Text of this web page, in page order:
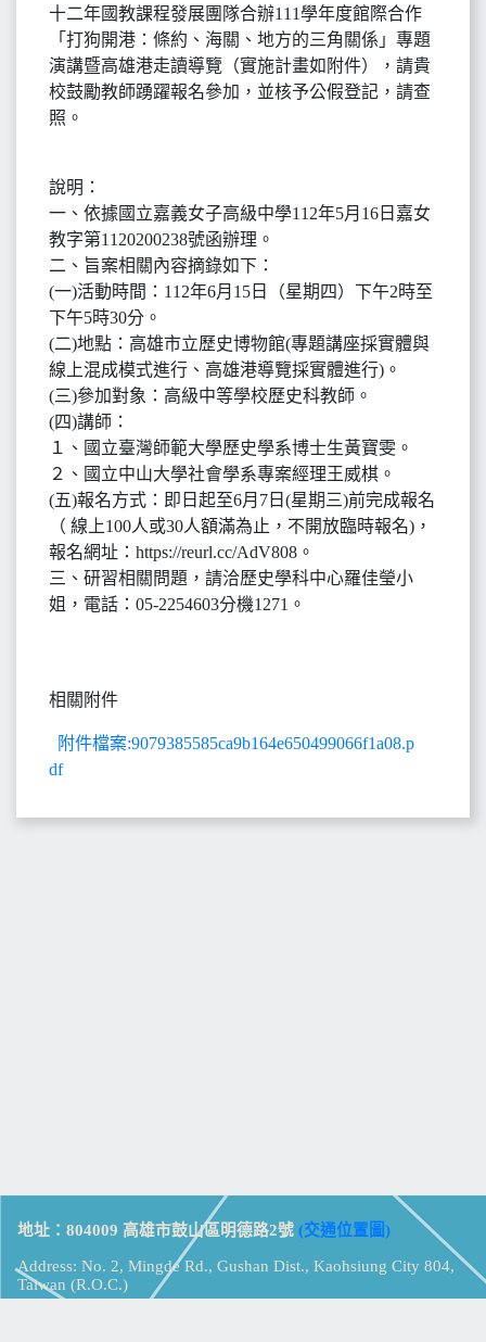
十二年國教課程發展團隊合辦111學年度館際合作
「打狗開港：條約、海關、地方的三角關係」專題
演講暨高雄港走讀導覽（實施計畫如附件），請貴
校鼓勵教師踴躍報名參加，並核予公假登記，請查
照。
說明：
一、依據國立嘉義女子高級中學112年5月16日嘉女
教字第1120200238號函辦理。
二、旨案相關內容摘錄如下：
(一)活動時間：112年6月15日（星期四）下午2時至
下午5時30分。
(二)地點：高雄市立歷史博物館(專題講座採實體與
線上混成模式進行、高雄港導覽採實體進行)。
(三)參加對象：高級中等學校歷史科教師。
(四)講師：
１、國立臺灣師範大學歷史學系博士生黃寶雯。
２、國立中山大學社會學系專案經理王威棋。
(五)報名方式：即日起至6月7日(星期三)前完成報名
（ 線上100人或30人額滿為止，不開放臨時報名)，
報名網址：https://reurl.cc/AdV808。
三、研習相關問題，請洽歷史學科中心羅佳瑩小
姐，電話：05-2254603分機1271。
相關附件
附件檔案:9079385585ca9b164e650499066f1a08.p
df
地址：804009 高雄市鼓山區明德路2號 (交通位置圖)
Address: No. 2, Mingde Rd., Gushan Dist., Kaohsiung City 804,
Taiwan (R.O.C.)